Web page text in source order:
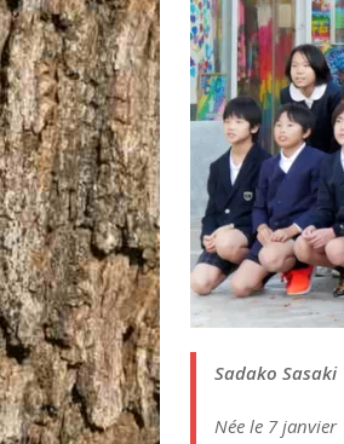
Sadako Sasaki
Née le 7